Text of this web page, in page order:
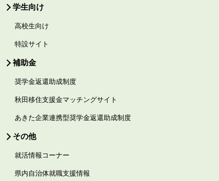
学生向け
高校生向け
特設サイト
補助金
奨学金返還助成制度
秋田移住支援金マッチングサイト
あきた企業連携型奨学金返還助成制度
その他
就活情報コーナー
県内自治体就職支援情報